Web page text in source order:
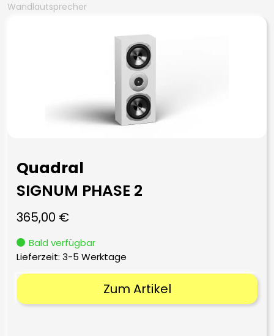
Wandlautsprecher
Quadral
SIGNUM PHASE 2
365,00 €
Bald verfügbar
Lieferzeit: 3-5 Werktage
Zum Artikel